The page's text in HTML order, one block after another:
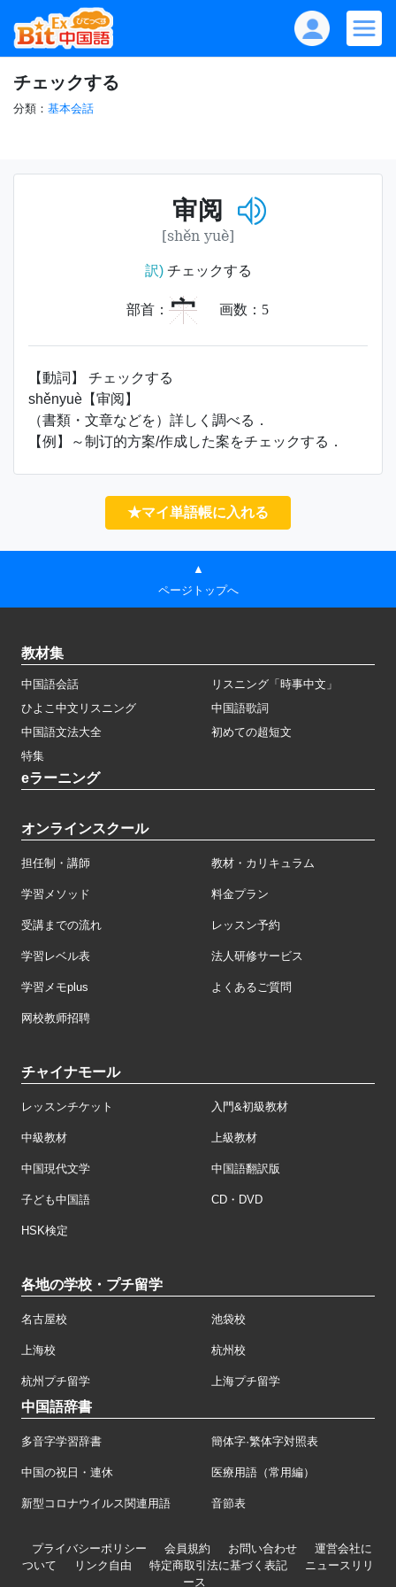
チェックする
分類： 基本会話
审阅
[shěn yuè]
訳)チェックする
部首： 宀 画数： 5
【動詞】 チェックする
shěnyuè【审阅】
（書類・文章などを）詳しく調べる．
【例】～制订的方案/作成した案をチェックする．
★マイ単語帳に入れる
▲
ページトップへ
教材集
中国語会話
リスニング「時事中文」
ひよこ中文リスニング
中国語歌詞
中国語文法大全
初めての超短文
特集
eラーニング
オンラインスクール
担任制・講師 教材・カリキュラム
学習メソッド 料金プラン
受講までの流れ レッスン予約
学習レベル表 法人研修サービス
学習メモplus よくあるご質問
网校教师招聘
チャイナモール
レッスンチケット 入門&初級教材
中級教材 上級教材
中国現代文学 中国語翻訳版
子ども中国語 CD・DVD
HSK検定
各地の学校・プチ留学
名古屋校 池袋校
上海校 杭州校
杭州プチ留学 上海プチ留学
中国語辞書
多音字学習辞書 簡体字·繁体字対照表
中国の祝日・連休 医療用語（常用編）
新型コロナウイルス関連用語 音節表
プライバシーポリシー 会員規約 お問い合わせ
運営会社に
ついて
リンク自由 特定商取引法に基づく表記
ニュースリリ
ース